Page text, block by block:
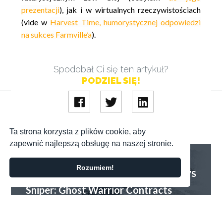
Ta strona korzysta z plików cookie, aby
zapewnić najlepszą obsługę na naszej stronie.
Rozumiem!
prezentacji), jak i w wirtualnych rzeczywistościach
(vide w Harvest Time, humorystycznej odpowiedzi
na sukces Farmville’a).
Spodobał Ci się ten artykuł?
PODZIEL SIĘ!
Sniper: Ghost Warrior Contracts dostał (wreszcie!) tryb
dla wielu graczy
NEWS
Sniper: Ghost Warrior Contracts